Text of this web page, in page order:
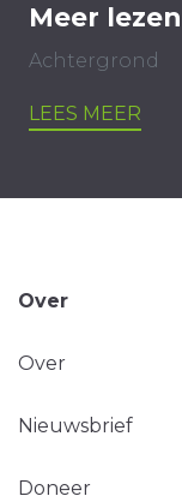
Meer
Achtergrond
LEES MEER
Over
Over
Nieuwsbrief
Doneer